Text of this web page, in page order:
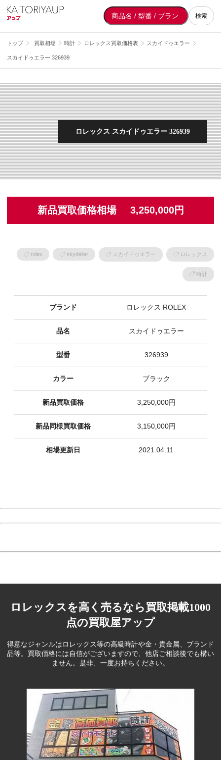
検索
トップ 買取相場 時計 ロレックス買取価格表 スカイドゥエラー
スカイドゥエラー 326939
ロレックス スカイドゥエラー 326939
新品買取価格相場 3,250,000円
rolex skydeller スカイドゥエラー ロレックス
時計
ブランド ロレックス ROLEX
品名 スカイドゥエラー
型番 326939
カラー ブラック
新品買取価格 3,250,000円
新品同様買取価格 3,150,000円
相場更新日 2021.04.11
ロレックスを高く売るなら買取掲載1000
点の買取屋アップ
得意なジャンルはロレックス等の高級時計や金・貴金属、ブランド
品等。 買取価格には自信がございますので、他店ご相談後でも構い
ません。是非、一度お持ちください。